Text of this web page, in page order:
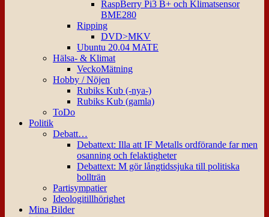
RaspBerry Pi3 B+ och Klimatsensor
BME280
Ripping
DVD>MKV
Ubuntu 20.04 MATE
Hälsa- & Klimat
VeckoMätning
Hobby / Nöjen
Rubiks Kub (-nya-)
Rubiks Kub (gamla)
ToDo
Politik
Debatt…
Debattext: Illa att IF Metalls ordförande far men
osanning och felaktigheter
Debattext: M gör långtidssjuka till politiska
bollträn
Partisympatier
Ideologitillhörighet
Mina Bilder